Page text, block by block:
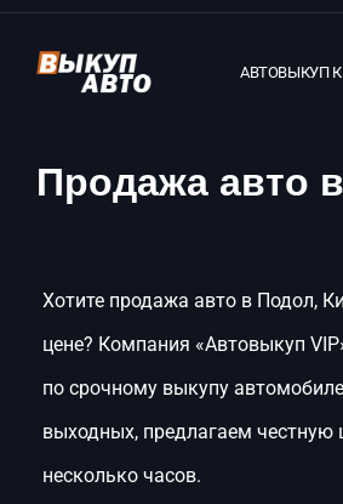
АВТОВЫКУП
Продажа авто
Хотите продажа авто в Подол,
цене? Компания «Автовыкуп
по срочному выкупу
выходных, предлагаем честную
несколько часов.